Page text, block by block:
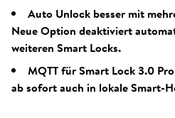
Auto Unlock besser mit
Neue Option deaktiviert
weiteren Smart Locks.
MQTT für Smart Lock 3.0
ab sofort auch in lokale Smart-